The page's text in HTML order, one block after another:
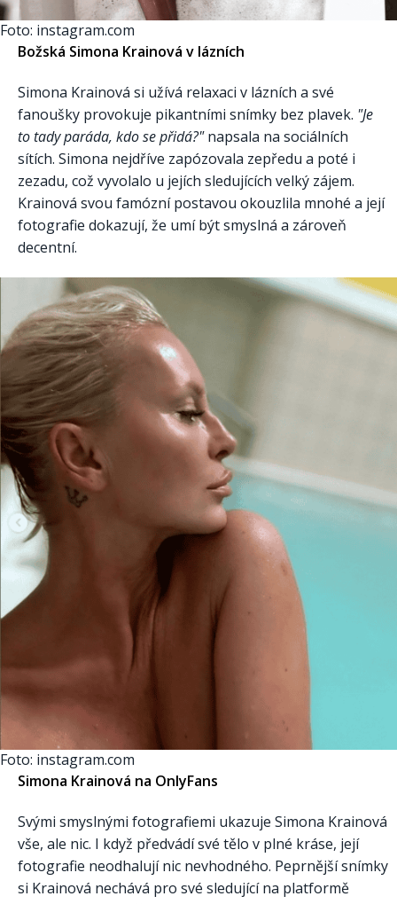
Foto: instagram.com
Božská Simona Krainová v lázních
Simona Krainová si užívá relaxaci v lázních a své
fanoušky provokuje pikantními snímky bez plavek. "Je
to tady paráda, kdo se přidá?"napsala na sociálních
sítích. Simona nejdříve zapózovala zepředu a poté i
zezadu, což vyvolalo u jejích sledujících velký zájem.
Krainová svou famózní postavou okouzlila mnohé a její
fotografie dokazují, že umí být smyslná a zároveň
decentní.
Foto: instagram.com
Simona Krainová na OnlyFans
Svými smyslnými fotografiemi ukazuje Simona Krainová
vše, ale nic. I když předvádí své tělo v plné kráse, její
fotografie neodhalují nic nevhodného. Peprnější snímky
si Krainová nechává pro své sledující na platformě